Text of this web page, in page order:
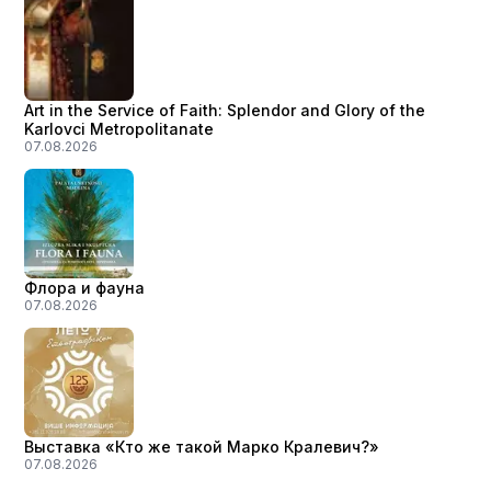
Art in the Service of Faith: Splendor and Glory of the
Karlovci Metropolitanate
07.08.2026
Флора и фауна
07.08.2026
Выставка «Кто же такой Марко Кралевич?»
07.08.2026